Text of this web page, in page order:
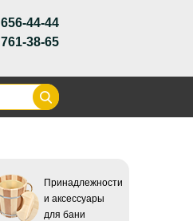
656-44-44
761-38-65
Принадлежности
и аксессуары
для бани